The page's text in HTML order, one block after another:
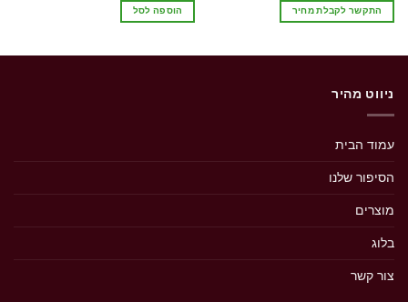
התקשר לקבלת מחיר הוספה לסל
ניווט מהיר
עמוד הבית
הסיפור שלנו
מוצרים
בלוג
צור קשר